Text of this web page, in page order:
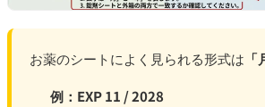
お薬のシートによく見られる形式は
例：EXP 11 / 2028